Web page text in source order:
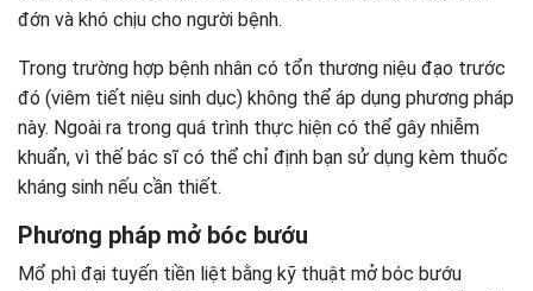
đớn và khó chịu cho người bệnh.
Trong trường hợp bệnh nhân có tổn thương niệu đạo trước
đó (viêm tiết niệu sinh dục) không thể áp dụng phương pháp
này. Ngoài ra trong quá trình thực hiện có thể gây nhiễm
khuẩn, vì thế bác sĩ có thể chỉ định bạn sử dụng kèm thuốc
kháng sinh nếu cần thiết.
Phương pháp mở bóc bướu
Mổ phì đại tuyến tiền liệt bằng kỹ thuật mở bóc bướu